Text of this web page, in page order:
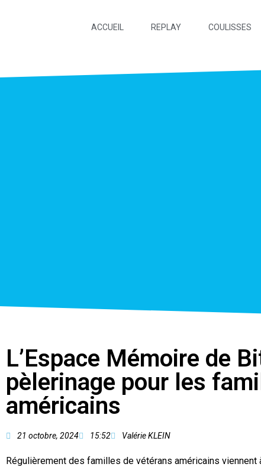
ACCUEIL REPLAY COULISSES
L’Espace Mémoire de
pèlerinage pour les
américains
21 octobre, 2024 15:52 Valérie KLEIN
Régulièrement des familles de vétérans américains